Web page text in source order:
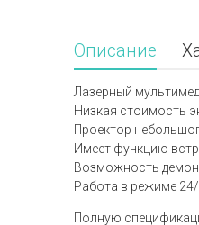
Описание
Лазерный
Низкая стоимость
Проектор
Имеет функцию
Возможность
Работа в режиме
Полную